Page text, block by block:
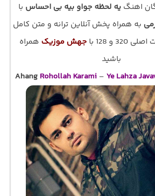
اهنگ یه لحظه جواو بیه بی احساس با
به همراه پخش آنلاین ترانه و متن کامل
و 128 با
جهش موزیک همراه
باشید
Ahang Rohollah Karami – Ye Lahza